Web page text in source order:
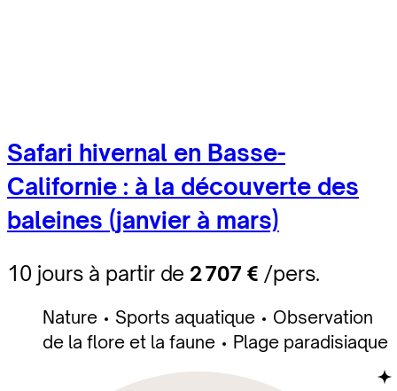
Safari hivernal en Basse-
Californie : à la découverte des
baleines (janvier à mars)
10 jours à partir de 2 707 € /pers.
Nature Sports aquatique
Observation
de la flore et la faune
Plage paradisiaque